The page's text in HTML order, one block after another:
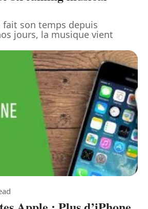
fait son temps depuis
jours, la musique vient